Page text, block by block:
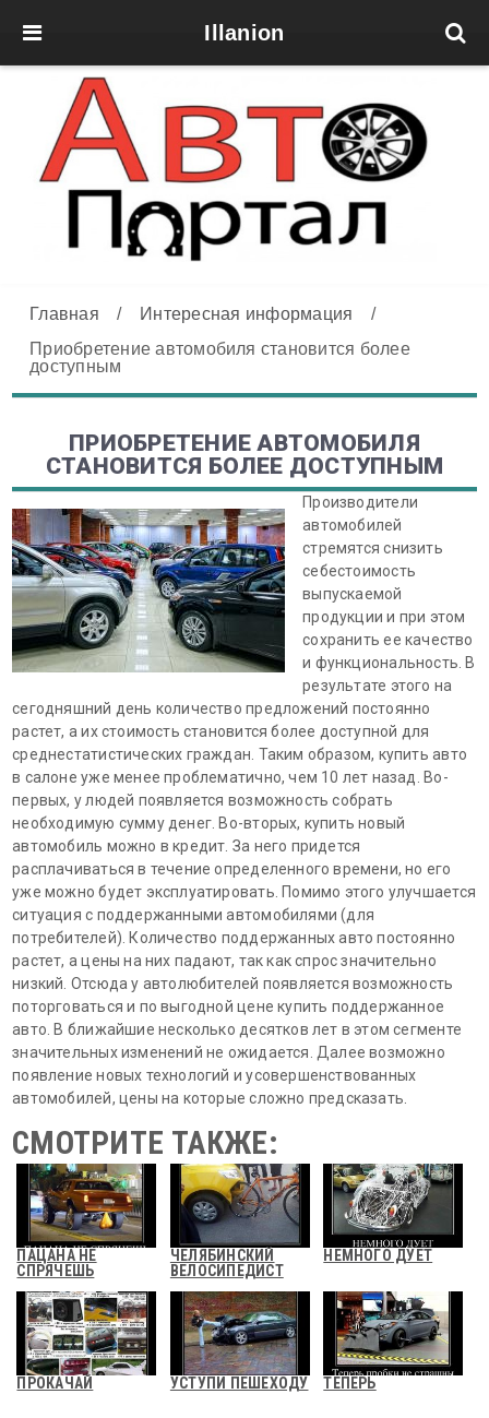
Illanion
Главная / Интересная информация
/
Приобретение автомобиля становится более
доступным
ПРИОБРЕТЕНИЕ АВТОМОБИЛЯ
СТАНОВИТСЯ БОЛЕЕ ДОСТУПНЫМ
Производители
автомобилей
стремятся снизить
себестоимость
выпускаемой
продукции и при этом
сохранить ее качество
и функциональность. В
результате этого на
сегодняшний день количество предложений постоянно
растет, а их стоимость становится более доступной для
среднестатистических граждан. Таким образом, купить авто
в салоне уже менее проблематично, чем 10 лет назад. Во-
первых, у людей появляется возможность собрать
необходимую сумму денег. Во-вторых, купить новый
автомобиль можно в кредит. За него придется
расплачиваться в течение определенного времени, но его
уже можно будет эксплуатировать. Помимо этого улучшается
ситуация с поддержанными автомобилями (для
потребителей). Количество поддержанных авто постоянно
растет, а цены на них падают, так как спрос значительно
низкий. Отсюда у автолюбителей появляется возможность
поторговаться и по выгодной цене купить поддержанное
авто. В ближайшие несколько десятков лет в этом сегменте
значительных изменений не ожидается. Далее возможно
появление новых технологий и усовершенствованных
автомобилей, цены на которые сложно предсказать.
СМОТРИТЕ ТАКЖЕ:
ПАЦАНА НЕ
СПРЯЧЕШЬ
ЧЕЛЯБИНСКИЙ
ВЕЛОСИПЕДИСТ
НЕМНОГО ДУЕТ
ПРОКАЧАЙ УСТУПИ ПЕШЕХОДУ ТЕПЕРЬ